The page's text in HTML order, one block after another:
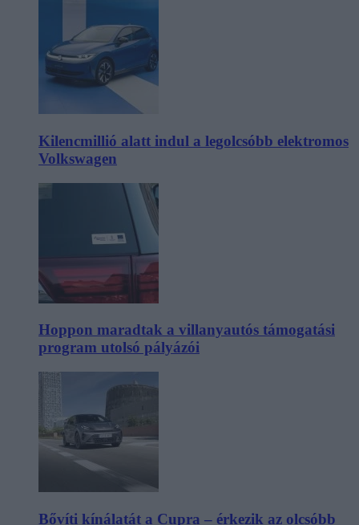
Kilencmillió alatt indul a legolcsóbb elektromos
Volkswagen
Hoppon maradtak a villanyautós támogatási
program utolsó pályázói
Bővíti kínálatát a Cupra – érkezik az olcsóbb